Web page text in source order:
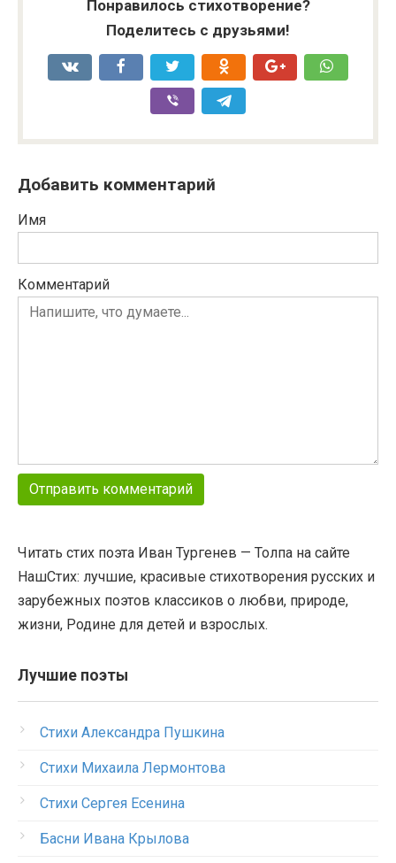
Понравилось стихотворение?
Поделитесь с друзьями!
Добавить комментарий
Имя
Комментарий
Читать стих поэта Иван Тургенев — Толпа на сайте
НашСтих: лучшие, красивые стихотворения русских и
зарубежных поэтов классиков о любви, природе,
жизни, Родине для детей и взрослых.
Лучшие поэты
Стихи Александра Пушкина
Стихи Михаила Лермонтова
Стихи Сергея Есенина
Басни Ивана Крылова